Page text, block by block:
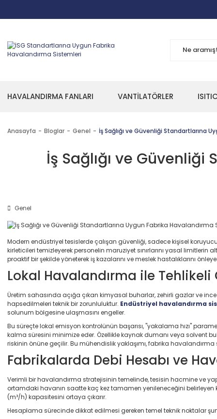
HAVALANDIRMA FANLARI VANTİLATÖRLER
Anasayfa Bloglar Genel İş Sağlığı ve Güvenliği Standartlarına
İş Sağlığı ve
Genel
Modern endüstriyel tesislerde çalışan güvenliği, sadece kişisel
kirleticileri temizleyerek personelin maruziyet sınırlarını yasal limitlerin
proaktif bir şekilde yöneterek iş kazalarını ve meslek hastalıklarını
Lokal Havalandırma ile Tehlikeli
Üretim sahasında açığa çıkan kimyasal buharlar, zehirli gazlar ve
hapsedilmeleri teknik bir zorunluluktur. Endüstriyel havalandırma
solunum bölgesine ulaşmasını engeller.
Bu süreçte lokal emisyon kontrolünün başarısı, "yakalama hızı"
kalma süresini minimize eder. Özellikle kaynak dumanı veya solvent
riskinin önüne geçilir. Bu mühendislik yaklaşımı, fabrika
Fabrikalarda Debi Hesabı ve
Verimli bir havalandırma stratejisinin temelinde, tesisin hacmine ve
ortamdaki havanın saatte kaç kez tamamen yenileneceğini
(m³/h) kapasitesini ortaya çıkarır.
Hesaplama sürecinde dikkat edilmesi gereken temel teknik noktalar